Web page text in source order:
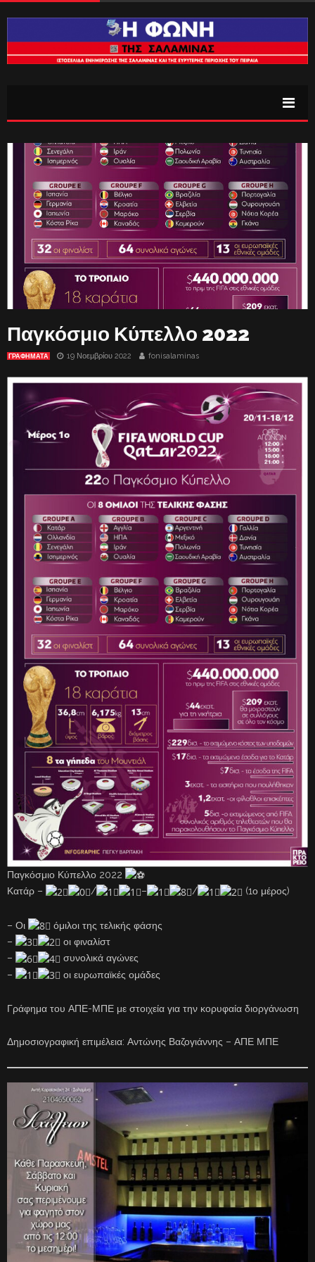
Παγκόσμιο Κύπελλο 2022
ΓΡΑΦΗΜΑΤΑ 19 Νοεμβρίου 2022 fonisalaminas
Παγκόσμιο Κύπελλο 2022
Κατάρ –
/ – / (1ο μέρος)
– Οι
όμιλοι της τελικής φάσης
–
οι φιναλίστ
–
συνολικά αγώνες
–
οι ευρωπαϊκές ομάδες
Γράφημα του ΑΠΕ-ΜΠΕ με στοιχεία για την κορυφαία διοργάνωση
Δημοσιογραφική επιμέλεια: Αντώνης Βαζογιάννης – ΑΠΕ ΜΠΕ